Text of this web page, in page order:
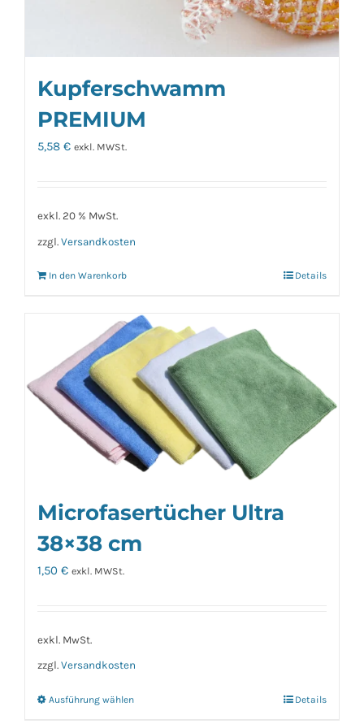
Kupferschwamm
PREMIUM
5,58 € exkl. MWSt.
exkl. 20 % MwSt.
zzgl. Versandkosten
In den Warenkorb Details
Microfasertücher Ultra
38×38 cm
1,50 € exkl. MWSt.
exkl. MwSt.
zzgl. Versandkosten
Ausführung wählenDieses
Details